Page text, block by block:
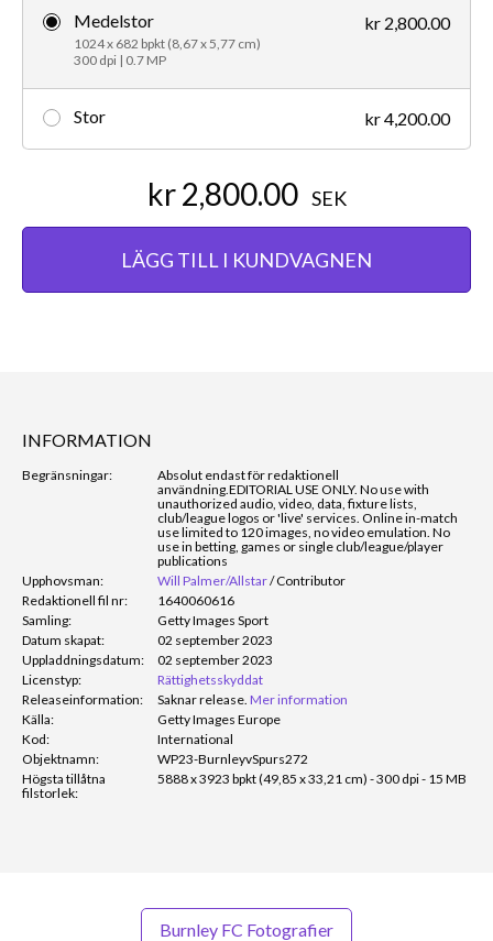
Medelstor
1024 x 682 bpkt (8,67 x 5,77 cm)
300 dpi | 0.7 MP
kr 2,800.00
Stor kr 4,200.00
kr 2,800.00 SEK
LÄGG TILL I KUNDVAGNEN
INFORMATION
Begränsningar:
Absolut endast för redaktionell
användning. EDITORIAL USE ONLY. No use with
unauthorized audio, video, data, fixture lists,
club/league logos or 'live' services. Online in-match
use limited to 120 images, no video emulation. No
use in betting, games or single club/league/player
publications
Upphovsman:
Will Palmer/Allstar/Contributor
Redaktionell fil nr:
1640060616
Samling:
Getty Images Sport
Datum skapat:
02 september 2023
Uppladdningsdatum:
02 september 2023
Licenstyp:
Rättighetsskyddat
Releaseinformation:
Saknar release. Mer information
Källa:
Getty Images Europe
Kod:
International
Objektnamn:
WP23-BurnleyvSpurs272
Högsta tillåtna
filstorlek:
5888 x 3923 bpkt (49,85 x 33,21 cm) - 300 dpi - 15 MB
Burnley FC Fotografier